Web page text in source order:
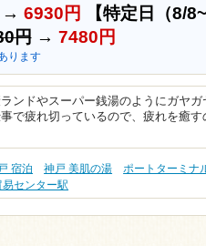
6930円
【特定日（8/
円→ 7480円
ります
ンドやスーパー銭湯のようにガヤガ
で疲れ切っているので、疲れを癒
宿泊 神戸 美肌の湯
ポートターミナ
易センター駅